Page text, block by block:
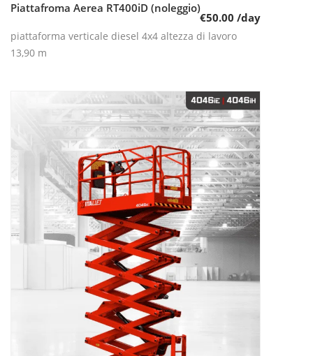
Leggi tutto
Piattafroma Aerea RT400iD (noleggio)
€50.00 /day
piattaforma verticale diesel 4x4 altezza di lavoro
13,90 m